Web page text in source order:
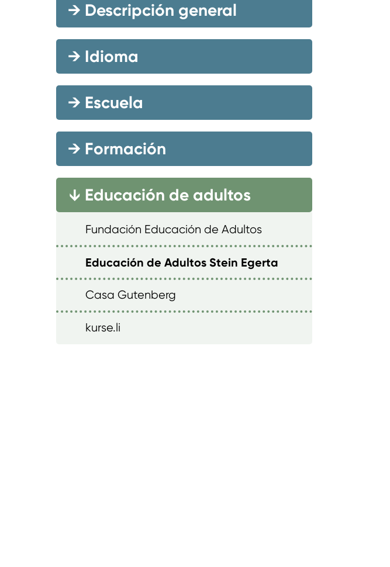
→ Descripción general
→ Idioma
→ Escuela
→ Formación
→ Educación de adultos
Fundación Educación de Adultos
Educación de Adultos Stein Egerta
Casa Gutenberg
kurse.li